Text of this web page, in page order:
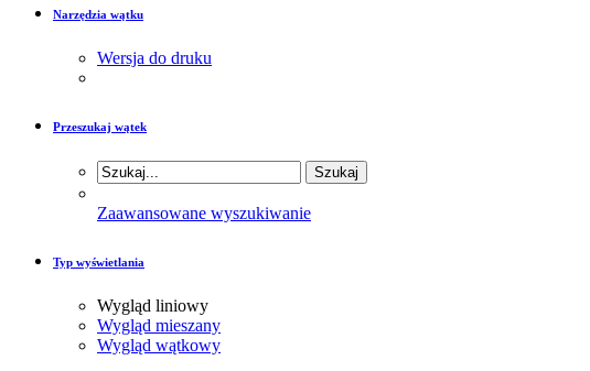
Narzędzia wątku
Wersja do druku
Przeszukaj wątek
Zaawansowane wyszukiwanie
Typ wyświetlania
Wygląd liniowy
Wygląd mieszany
Wygląd wątkowy